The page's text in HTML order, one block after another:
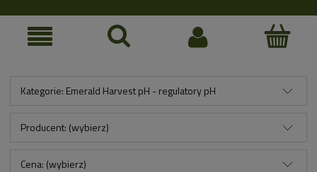
Kategorie: Emerald Harvest pH - regulatory pH
Producent: (wybierz)
Cena: (wybierz)